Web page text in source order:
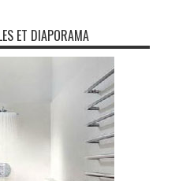
ET DIAPORAMA